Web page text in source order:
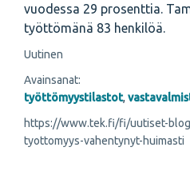
vuodessa 29 prosenttia.
työttömänä 83 henkilöä.
Uutinen
Avainsanat:
työttömyystilastot,
https://www.tek.fi/fi/uutiset-
tyottomyys-vahentynyt-huimasti